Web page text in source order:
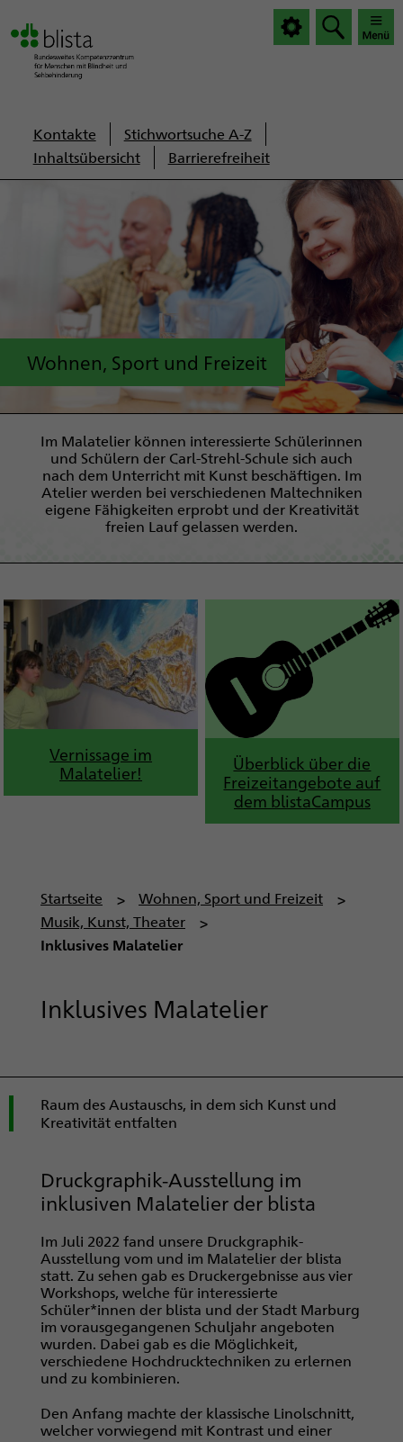
Servicenavigation
Kontakte
Stichwortsuche A-Z
Inhaltsübersicht
Barrierefreiheit
Wohnen, Sport und Freizeit
Im Malatelier können interessierte Schülerinnen
und Schülern der Carl-Strehl-Schule sich auch
nach dem Unterricht mit Kunst beschäftigen. Im
Atelier werden bei verschiedenen Maltechniken
eigene Fähigkeiten erprobt und der Kreativität
freien Lauf gelassen werden.
Vernissage im
Malatelier!
Überblick über die
Freizeitangebote auf
dem blistaCampus
P
f
a
a
g
a
t
o
n
Startseite
Wohnen, Sport und Freizeit
Musik, Kunst, Theater
Inklusives Malatelier
Inklusives Malatelier
Raum des Austauschs, in dem sich Kunst und
Kreativität entfalten
Druckgraphik-Ausstellung im
inklusiven Malatelier der blista
Im Juli 2022 fand unsere Druckgraphik-
Ausstellung vom und im Malatelier der blista
statt. Zu sehen gab es Druckergebnisse aus vier
Workshops, welche für interessierte
Schüler*innen der blista und der Stadt Marburg
im vorausgegangenen Schuljahr angeboten
wurden. Dabei gab es die Möglichkeit,
verschiedene Hochdrucktechniken zu erlernen
und zu kombinieren.
Den Anfang machte der klassische Linolschnitt,
welcher vorwiegend mit Kontrast und einer